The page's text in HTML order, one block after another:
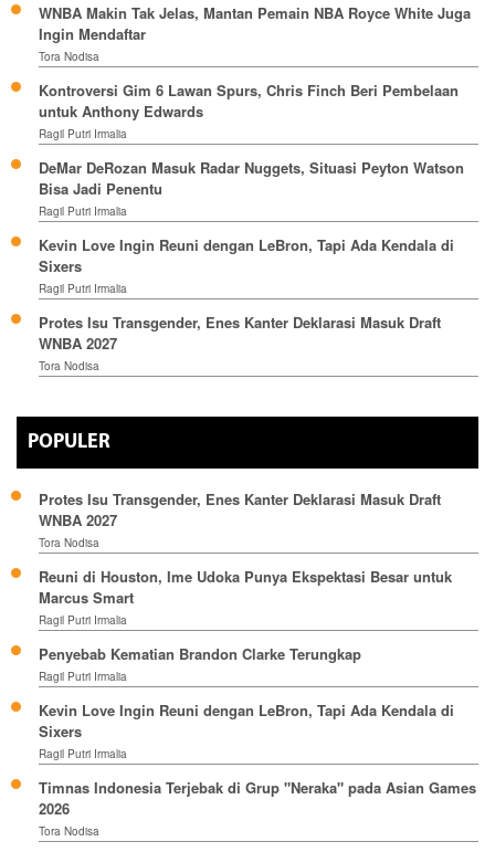
WNBA Makin Tak Jelas, Mantan Pemain NBA Royce White Juga
Ingin Mendaftar
Tora Nodisa
Kontroversi Gim 6 Lawan Spurs, Chris Finch Beri Pembelaan
untuk Anthony Edwards
Ragil Putri Irmalia
DeMar DeRozan Masuk Radar Nuggets, Situasi Peyton Watson
Bisa Jadi Penentu
Ragil Putri Irmalia
Kevin Love Ingin Reuni dengan LeBron, Tapi Ada Kendala di
Sixers
Ragil Putri Irmalia
Protes Isu Transgender, Enes Kanter Deklarasi Masuk Draft
WNBA 2027
Tora Nodisa
POPULER
Protes Isu Transgender, Enes Kanter Deklarasi Masuk Draft
WNBA 2027
Tora Nodisa
Reuni di Houston, Ime Udoka Punya Ekspektasi Besar untuk
Marcus Smart
Ragil Putri Irmalia
Penyebab Kematian Brandon Clarke Terungkap
Ragil Putri Irmalia
Kevin Love Ingin Reuni dengan LeBron, Tapi Ada Kendala di
Sixers
Ragil Putri Irmalia
Timnas Indonesia Terjebak di Grup "Neraka" pada Asian Games
2026
Tora Nodisa